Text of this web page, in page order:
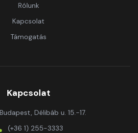
Rólunk
Kapcsolat
Támogatás
Kapcsolat
Délibáb u. 15.-17.
(+36 1) 255-3333